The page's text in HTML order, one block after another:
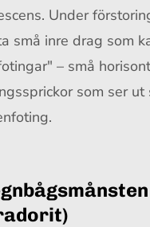
Under
små inre drag som
– små
som ser ut